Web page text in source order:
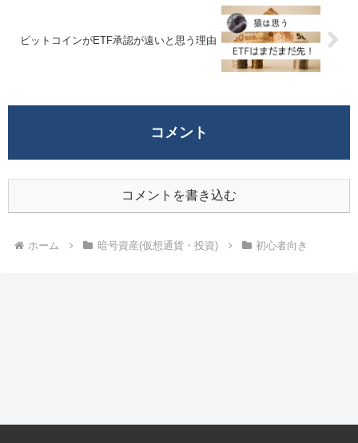
ビットコインがETF承認が遠いと思う理由
コメント
コメントを書き込む
ホーム 暗号資産(仮想通貨・投資) 初心者向き